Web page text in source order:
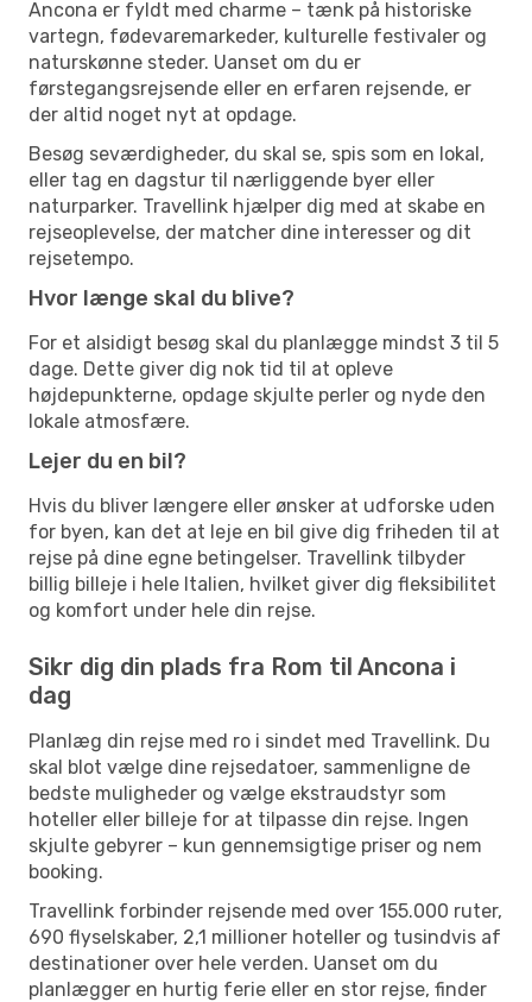
Ancona er fyldt med charme – tænk på historiske
vartegn, fødevaremarkeder, kulturelle festivaler og
naturskønne steder. Uanset om du er
førstegangsrejsende eller en erfaren rejsende, er
der altid noget nyt at opdage.
Besøg seværdigheder, du skal se, spis som en lokal,
eller tag en dagstur til nærliggende byer eller
naturparker. Travellink hjælper dig med at skabe en
rejseoplevelse, der matcher dine interesser og dit
rejsetempo.
Hvor længe skal du blive?
For et alsidigt besøg skal du planlægge mindst 3 til 5
dage. Dette giver dig nok tid til at opleve
højdepunkterne, opdage skjulte perler og nyde den
lokale atmosfære.
Lejer du en bil?
Hvis du bliver længere eller ønsker at udforske uden
for byen, kan det at leje en bil give dig friheden til at
rejse på dine egne betingelser. Travellink tilbyder
billig billeje i hele Italien, hvilket giver dig fleksibilitet
og komfort under hele din rejse.
Sikr dig din plads fra Rom til Ancona i
dag
Planlæg din rejse med ro i sindet med Travellink. Du
skal blot vælge dine rejsedatoer, sammenligne de
bedste muligheder og vælge ekstraudstyr som
hoteller eller billeje for at tilpasse din rejse. Ingen
skjulte gebyrer – kun gennemsigtige priser og nem
booking.
Travellink forbinder rejsende med over 155.000 ruter,
690 flyselskaber, 2,1 millioner hoteller og tusindvis af
destinationer over hele verden. Uanset om du
planlægger en hurtig ferie eller en stor rejse, finder